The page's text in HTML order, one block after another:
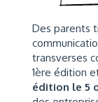
Des parents
transverses
1ère édition
édition le 5